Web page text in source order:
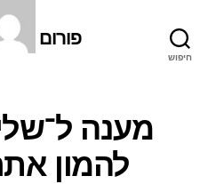
חיפוש
פורום
מענה
להמון